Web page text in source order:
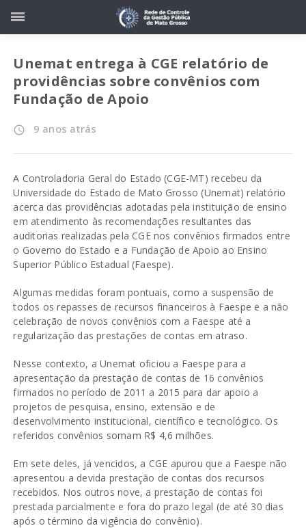
Unemat entrega à CGE relatório de
providências sobre convênios com
Fundação de Apoio
access_time 9 anos atrás
A Controladoria Geral do Estado (CGE-MT) recebeu da
Universidade do Estado de Mato Grosso (Unemat) relatório
acerca das providências adotadas pela instituição de ensino
em atendimento às recomendações resultantes das
auditorias realizadas pela CGE nos convênios firmados entre
o Governo do Estado e a Fundação de Apoio ao Ensino
Superior Público Estadual (Faespe).
Algumas medidas foram pontuais, como a suspensão de
todos os repasses de recursos financeiros à Faespe e a não
celebração de novos convênios com a Faespe até a
regularização das prestações de contas em atraso.
Nesse contexto, a Unemat oficiou a Faespe para a
apresentação da prestação de contas de 16 convênios
firmados no período de 2011 a 2015 para dar apoio a
projetos de pesquisa, ensino, extensão e de
desenvolvimento institucional, científico e tecnológico. Os
referidos convênios somam R$ 4,6 milhões.
Em sete deles, já vencidos, a CGE apurou que a Faespe não
apresentou a devida prestação de contas dos recursos
recebidos. Nos outros nove, a prestação de contas foi
prestada parcialmente e fora do prazo legal (de até 30 dias
após o término da vigência do convênio).